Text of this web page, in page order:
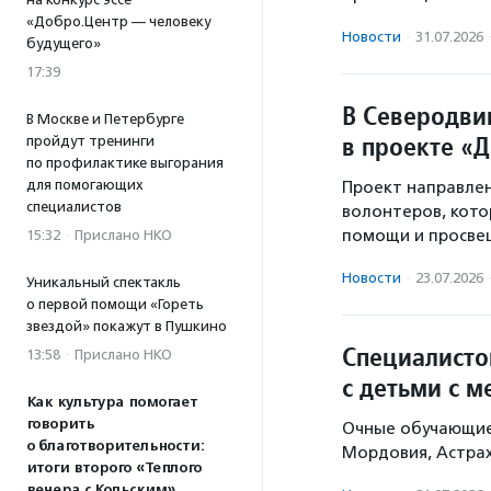
«Добро.Центр — человеку
будущего»
17:39
В Москве и Петербурге
пройдут тренинги
по профилактике выгорания
для помогающих
специалистов
15:32 · Прислано НКО
Уникальный спектакль
о первой помощи «Гореть
звездой» покажут в Пушкино
13:58 · Прислано НКО
Как культура помогает
говорить
о благотворительности:
итоги второго «Теплого
Новости · 31.07.2026 ·
В
в проекте
Проект
волонтеров,
помощи и
Новости · 23.07.2026 ·
с детьми с
Очные
Мордовия,